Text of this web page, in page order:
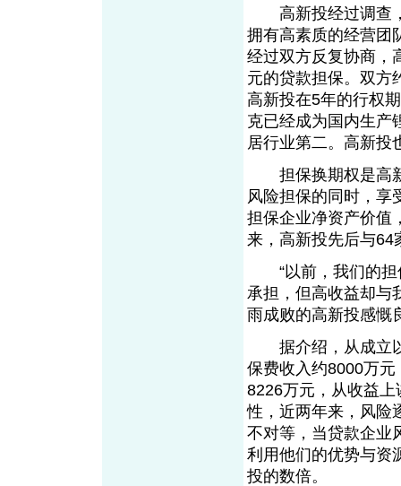
高新投经过调查，
拥有高素质的经营团
经过双方反复协商，
元的贷款担保。双方
高新投在5年的行权
克已经成为国内生产
居行业第二。高新投
担保换期权是高新
风险担保的同时，享
担保企业净资产价值
来，高新投先后与64
“以前，我们的担
承担，但高收益却与
雨成败的高新投感慨
据介绍，从成立以
保费收入约8000万
8226万元，从收益
性，近两年来，风险
不对等，当贷款企业
利用他们的优势与资
投的数倍。